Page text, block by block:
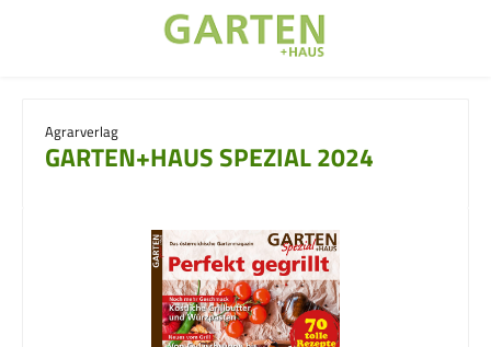
Agrarverlag
GARTEN+HAUS SPEZIAL 2024
Bildergalerie überspringen